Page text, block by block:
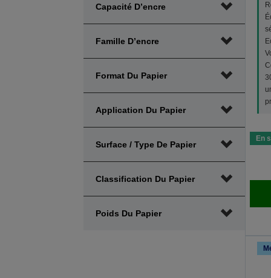
Capacité D’encre
Famille D’encre
Format Du Papier
Application Du Papier
Surface / Type De Papier
Classification Du Papier
Poids Du Papier
En